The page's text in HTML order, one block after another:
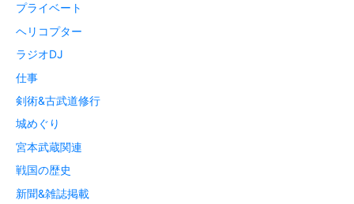
プライベート
ヘリコプター
ラジオDJ
仕事
剣術&古武道修行
城めぐり
宮本武蔵関連
戦国の歴史
新聞&雑誌掲載